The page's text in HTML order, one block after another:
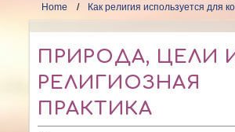
Home Как религия используется для
ПРИРОДА, ЦЕЛИ
РЕЛИГИОЗНАЯ
ПРАКТИКА